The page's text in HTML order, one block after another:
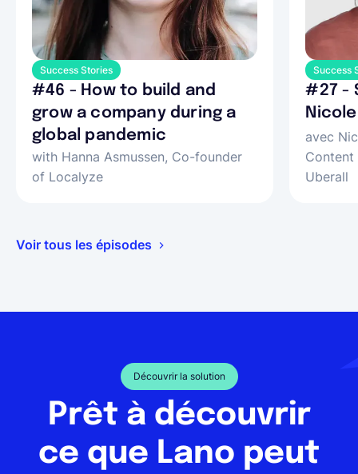
Success Stories
#46 - How to build and
grow a company during a
global pandemic
with Hanna Asmussen, Co-founder
of Localyze
Success
#27 -
avec
Content
Uberall
Voir tous les épisodes
Découvrir la solution
Prêt à découvrir
ce que Lano peut